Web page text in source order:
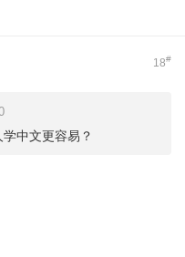
18#
中文更容易？